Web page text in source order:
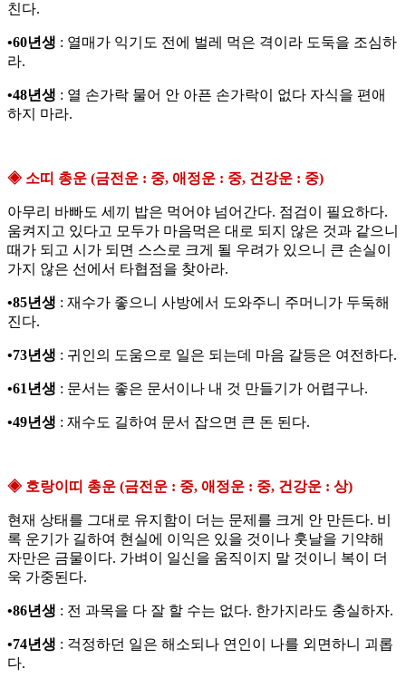
친다.
•60년생 : 열매가 익기도 전에 벌레 먹은 격이라 도둑을 조심하
라.
•48년생 : 열 손가락 물어 안 아픈 손가락이 없다 자식을 편애
하지 마라.
◈ 소띠 총운 (금전운 : 중, 애정운 : 중, 건강운 : 중)
아무리 바빠도 세끼 밥은 먹어야 넘어간다. 점검이 필요하다.
움켜지고 있다고 모두가 마음먹은 대로 되지 않은 것과 같으니
때가 되고 시가 되면 스스로 크게 될 우려가 있으니 큰 손실이
가지 않은 선에서 타협점을 찾아라.
•85년생 : 재수가 좋으니 사방에서 도와주니 주머니가 두둑해
진다.
•73년생 : 귀인의 도움으로 일은 되는데 마음 갈등은 여전하다.
•61년생 : 문서는 좋은 문서이나 내 것 만들기가 어렵구나.
•49년생 : 재수도 길하여 문서 잡으면 큰 돈 된다.
◈ 호랑이띠 총운 (금전운 : 중, 애정운 : 중, 건강운 : 상)
현재 상태를 그대로 유지함이 더는 문제를 크게 안 만든다. 비
록 운기가 길하여 현실에 이익은 있을 것이나 훗날을 기약해
자만은 금물이다. 가벼이 일신을 움직이지 말 것이니 복이 더
욱 가중된다.
•86년생 : 전 과목을 다 잘 할 수는 없다. 한가지라도 충실하자.
•74년생 : 걱정하던 일은 해소되나 연인이 나를 외면하니 괴롭
다.